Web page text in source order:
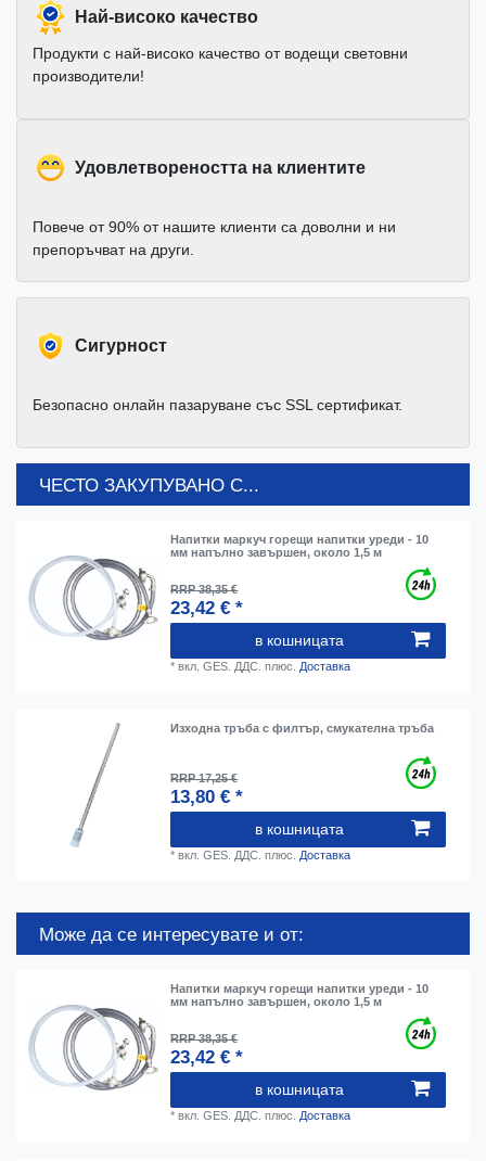
Най-високо качество
Продукти с най-високо качество от водещи световни
производители!
Удовлетвореността на клиентите
Повече от 90% от нашите клиенти са доволни и ни
препоръчват на други.
Cигурност
Безопасно онлайн пазаруване със SSL сертификат.
ЧЕСТО ЗАКУПУВАНО С...
Напитки маркуч горещи напитки уреди - 10
мм напълно завършен, около 1,5 м
RRP 38,35 €
23,42 € *
в кошницата
*вкл. GES. ДДС. плюс. Доставка
Изходна тръба с филтър, смукателна тръба
RRP 17,25 €
13,80 € *
в кошницата
*вкл. GES. ДДС. плюс. Доставка
Може да се интересувате и от:
Напитки маркуч горещи напитки уреди - 10
мм напълно завършен, около 1,5 м
RRP 38,35 €
23,42 € *
в кошницата
*вкл. GES. ДДС. плюс. Доставка